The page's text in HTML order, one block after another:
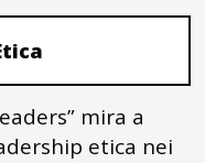
mira a
etica nei